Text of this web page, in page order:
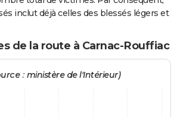
inclut déjà celles des blessés légers et
de la route à Carnac-Rouffiac
: ministère de l'Intérieur)